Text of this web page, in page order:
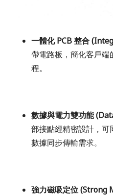
一體化 PCB 整合
帶電路板，簡化客戶
程。
數據與電力雙功能
部接點經精密設計，可
數據同步傳輸需求。
強力磁吸定位 (Strong